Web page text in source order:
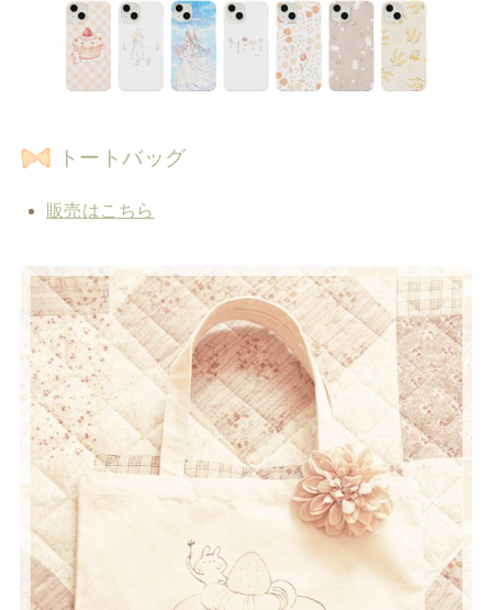
トートバッグ
販売はこちら